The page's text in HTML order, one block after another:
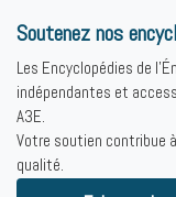
Bibliographies
Soutenez nos
Les Encyclopédies de
indépendantes et
A3E.
Votre soutien contribue
qualité.